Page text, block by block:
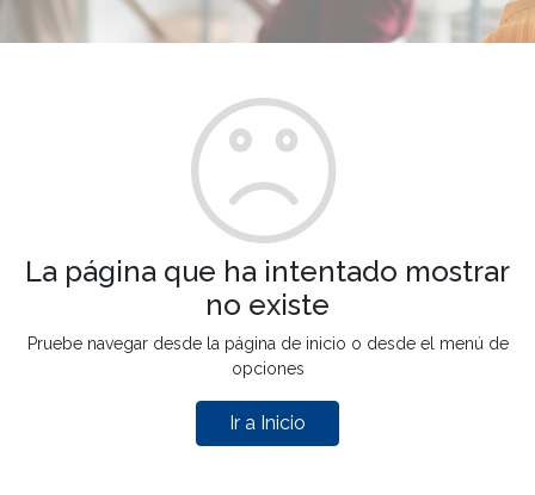
La página que ha intentado mostrar
no existe
Pruebe navegar desde la página de inicio o desde el menú de
opciones
Ir a Inicio